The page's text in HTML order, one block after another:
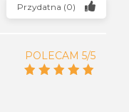
Przydatna (0)
POLECAM 5/5